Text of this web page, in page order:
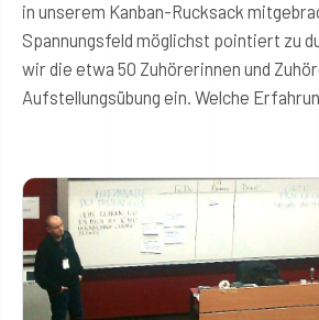
in unserem Kanban-Rucksack
Spannungsfeld möglichst pointiert zu
wir die etwa 50 Zuhörerinnen und
Aufstellungsübung ein. Welche